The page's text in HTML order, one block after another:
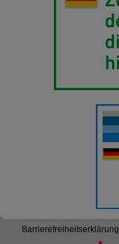
Barrierefreiheitserklärung